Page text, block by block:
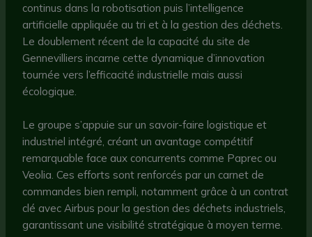
continus dans la robotisation puis l’intelligence
artificielle appliquée au tri et à la gestion des déchets.
Le doublement récent de la capacité du site de
Gennevilliers incarne cette dynamique d’innovation
tournée vers l’efficacité industrielle mais aussi
écologique.
Le groupe s’appuie sur un savoir-faire logistique et
industriel intégré, créant un avantage compétitif
remarquable face aux concurrents comme Paprec ou
Veolia. Ces efforts sont renforcés par un carnet de
commandes bien rempli, notamment grâce à un contrat
clé avec Airbus pour la gestion des déchets industriels,
garantissant une visibilité stratégique à moyen terme.